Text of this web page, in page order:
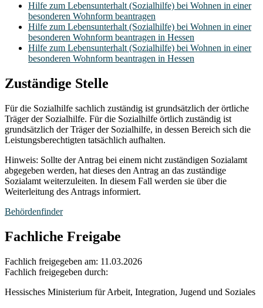
Hilfe zum Lebensunterhalt (Sozialhilfe) bei Wohnen in einer
besonderen Wohnform beantragen
Hilfe zum Lebensunterhalt (Sozialhilfe) bei Wohnen in einer
besonderen Wohnform beantragen in Hessen
Hilfe zum Lebensunterhalt (Sozialhilfe) bei Wohnen in einer
besonderen Wohnform beantragen in Hessen
Zuständige Stelle
Für die Sozialhilfe sachlich zuständig ist grundsätzlich der örtliche
Träger der Sozialhilfe. Für die Sozialhilfe örtlich zuständig ist
grundsätzlich der Träger der Sozialhilfe, in dessen Bereich sich die
Leistungsberechtigten tatsächlich aufhalten.
Hinweis: Sollte der Antrag bei einem nicht zuständigen Sozialamt
abgegeben werden, hat dieses den Antrag an das zuständige
Sozialamt weiterzuleiten. In diesem Fall werden sie über die
Weiterleitung des Antrags informiert.
Behördenfinder
Fachliche Freigabe
Fachlich freigegeben am: 11.03.2026
Fachlich freigegeben durch:
Hessisches Ministerium für Arbeit, Integration, Jugend und Soziales